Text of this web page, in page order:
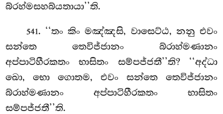
බ්රහ්මසහබ්යතායා’’ති.
541. ‘‘තං කිං මඤ්ඤසි, වාසෙට්ඨ, නනු එවං
සන්තෙ තෙවිජ්ජානං බ්රාහ්මණානං
අප්පාටිහීරකතං භාසිතං සම්පජ්ජතී’’ති? ‘‘අද්ධා
ඛො, භො ගොතම, එවං සන්තෙ තෙවිජ්ජානං
බ්රාහ්මණානං අප්පාටිහීරකතං භාසිතං
සම්පජ්ජතී’’ති.